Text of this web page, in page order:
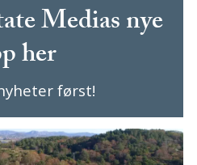
Medias nye
her
først!